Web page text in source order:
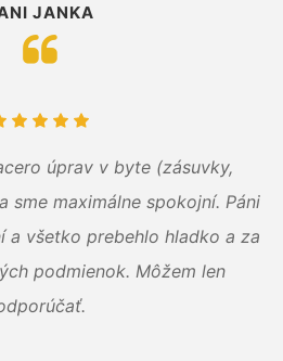
JANKA
úprav v byte (zásuvky,
sme maximálne spokojní. Páni
a všetko prebehlo hladko a za
podmienok. Môžem len